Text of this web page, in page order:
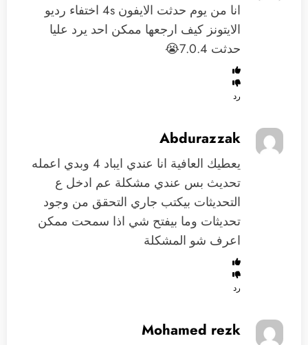
انا من يوم حدثت الايفون 4s اختفاء رديو
الايتونز كيف ارجعها ممكن احد يرد عليا
حدثت 7.0.4😭
رد
Abdurazzak
يعطيك العافية انا عندي ايباد 4 وبدي اعمله
تحديث بس عندي مشكلة عم ادخل ع
التحديثات بيكتب جاري التحقق من وجود
تحديثات وما بيفتح شي اذا سمحت ممكن
اعرف شو المشكلة
رد
Mohamed rezk